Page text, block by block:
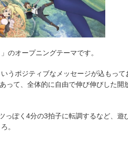
のオープニングテーマです。
うポジティブなメッセージが込もって
って、全体的に自由で伸び伸びした開
っぽく4分の3拍子に転調するなど、遊
。